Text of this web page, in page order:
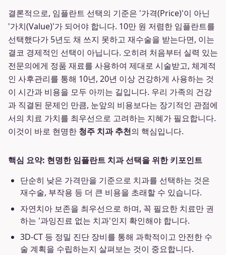
결론적으로, 임플란트 선택의 기준은 '가격(Price)'이 아닌
'가치(Value)'가 되어야 합니다. 10만 원 저렴한 임플란트를
선택했다가 5년도 채 쓰지 못하고 재수술을 받는다면, 이는
결코 경제적인 선택이 아닙니다. 오히려 처음부터 실력 있는
전문의에게 정품 재료를 사용하여 제대로 시술받고, 체계적
인 사후관리를 통해 10년, 20년 이상 건강하게 사용하는 것
이 시간과 비용을 모두 아끼는 길입니다. 우리 가족의 건강
과 직결된 문제인 만큼, 눈앞의 비용보다는 장기적인 관점에
서의 치료 가치를 최우선으로 고려하는 지혜가 필요합니다.
이것이 바로 현명한 청주 치과 추천의 핵심입니다.
핵심 요약: 현명한 임플란트 치과 선택을 위한 키포인트
단순히 낮은 가격만을 기준으로 치과를 선택하는 것은
재수술, 부작용 등 더 큰 비용을 초래할 수 있습니다.
자연치아 보존을 최우선으로 하며, 꼭 필요한 치료만 권
하는 '과잉진료 없는 치과'인지 확인해야 합니다.
3D-CT 등 정밀 진단 장비를 통해 과학적이고 안전한 수
술 계획을 수립하는지 살펴보는 것이 중요합니다.